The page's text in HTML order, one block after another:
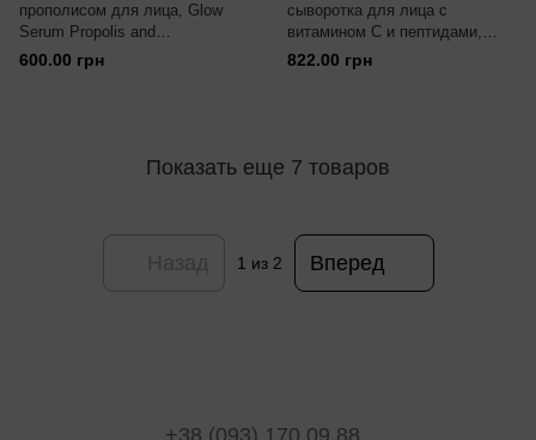
прополисом для лица, Glow
Serum Propolis and
Niacinamide, 30 мл
600.00 грн
сыворотка для лица с
витамином C и пептидами,
Vitamin C Brightening Serum, 30
822.00 грн
Показать еще 7 товаров
1 из 2 Вперед
+38 (093) 170 09 88